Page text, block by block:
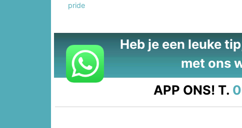
pride
Heb je een leuke
met ons
APP ONS! T.